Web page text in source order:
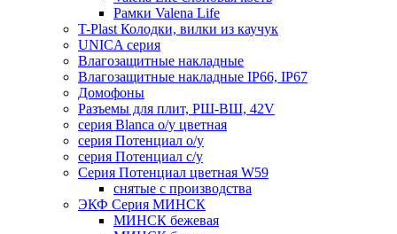
Рамки Valena Life
T-Plast Колодки, вилки из каучук
UNICA серия
Влагозащитные накладные
Влагозащитные накладные IP66, IP67
Домофоны
Разъемы для плит, РШ-ВШ, 42V
серия Blanca о/у цветная
серия Потенциал о/у
серия Потенциал с/у
Серия Потенциал цветная W59
снятые с производства
ЭКФ Серия МИНСК
МИНСК бежевая